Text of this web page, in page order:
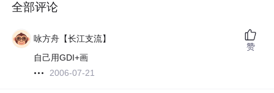
全部评论
咏方舟【长江支流】
自己用GDI+画
2006-07-21
赞